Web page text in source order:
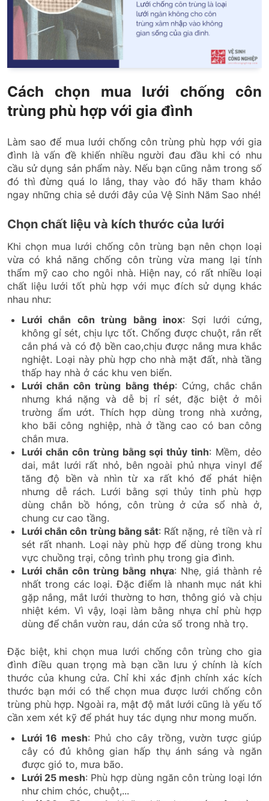
Cách chọn mua lưới chống côn
trùng phù hợp với gia đình
Làm sao để mua lưới chống côn trùng phù hợp với gia
đình là vấn đề khiến nhiều người đau đầu khi có nhu
cầu sử dụng sản phẩm này. Nếu bạn cũng nằm trong số
đó thì đừng quá lo lắng, thay vào đó hãy tham khảo
ngay những chia sẻ dưới đây của Vệ Sinh Năm Sao nhé!
Chọn chất liệu và kích thước của lưới
Khi chọn mua lưới chống côn trùng bạn nên chọn loại
vừa có khả năng chống côn trùng vừa mang lại tính
thẩm mỹ cao cho ngôi nhà. Hiện nay, có rất nhiều loại
chất liệu lưới tốt phù hợp với mục đích sử dụng khác
nhau như:
Lưới chắn côn trùng bằng inox: Sợi lưới cứng,
không gỉ sét, chịu lực tốt. Chống được chuột, rắn rết
cắn phá và có độ bền cao,chịu được nắng mưa khắc
nghiệt. Loại này phù hợp cho nhà mặt đất, nhà tầng
thấp hay nhà ở các khu ven biển.
Lưới chắn côn trùng bằng thép: Cứng, chắc chắn
nhưng khá nặng và dễ bị rỉ sét, đặc biệt ở môi
trường ẩm ướt. Thích hợp dùng trong nhà xưởng,
kho bãi công nghiệp, nhà ở tầng cao có ban công
chắn mưa.
Lưới chắn côn trùng bằng sợi thủy tinh: Mềm, dẻo
dai, mắt lưới rất nhỏ, bên ngoài phủ nhựa vinyl để
tăng độ bền và nhìn từ xa rất khó để phát hiện
nhưng dễ rách. Lưới bằng sợi thủy tinh phù hợp
dùng chắn bồ hóng, côn trùng ở cửa sổ nhà ở,
chung cư cao tầng.
Lưới chắn côn trùng bằng sắt: Rất nặng, rẻ tiền và rỉ
sét rất nhanh. Loại này phù hợp để dùng trong khu
vực chuồng trại, công trình phụ trong gia đình.
Lưới chắn côn trùng bằng nhựa: Nhẹ, giá thành rẻ
nhất trong các loại. Đặc điểm là nhanh mục nát khi
gặp nắng, mắt lưới thường to hơn, thông gió và chịu
nhiệt kém. Vì vậy, loại làm bằng nhựa chỉ phù hợp
dùng để chắn vườn rau, dán cửa sổ trong nhà trọ.
Đặc biệt, khi chọn mua lưới chống côn trùng cho gia
đình điều quan trọng mà bạn cần lưu ý chính là kích
thước của khung cửa. Chỉ khi xác định chính xác kích
thước bạn mới có thể chọn mua được lưới chống côn
trùng phù hợp. Ngoài ra, mật độ mắt lưới cũng là yếu tố
cần xem xét kỹ để phát huy tác dụng như mong muốn.
Lưới 16 mesh: Phủ cho cây trồng, vườn tược giúp
cây có đủ không gian hấp thụ ánh sáng và ngăn
được gió to, mưa bão.
Lưới 25 mesh: Phù hợp dùng ngăn côn trùng loại lớn
như chim chóc, chuột,...